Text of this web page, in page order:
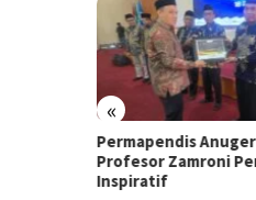
«
Permapendis
Profesor Zamroni
Inspiratif